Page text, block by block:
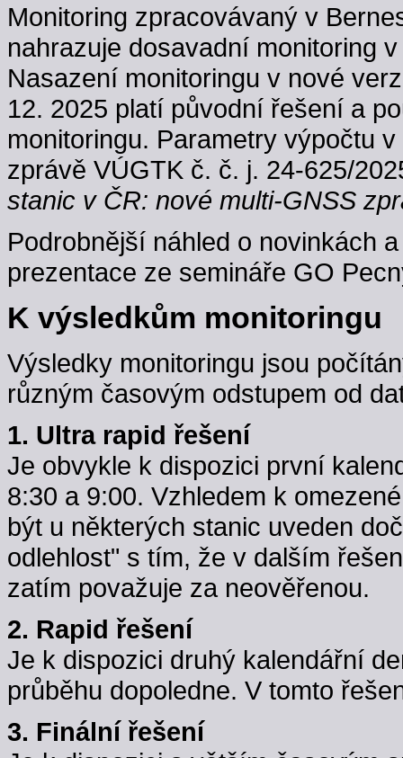
Monitoring zpracovávaný v
nahrazuje dosavadní monitoring
Nasazení monitoringu v nové
12. 2025 platí původní řešení a
monitoringu. Parametry výpočtu
zprávě VÚGTK č. č. j. 24-625/
stanic v ČR: nové multi-GNSS
Podrobnější náhled o novinkách
prezentace ze semináře GO
K výsledkům monitoringu
Výsledky monitoringu jsou
různým časovým odstupem od
1. Ultra rapid řešení
Je obvykle k dispozici první
8:30 a 9:00. Vzhledem k
být u některých stanic uveden
odlehlost" s tím, že v dalším
zatím považuje za neověřenou.
2. Rapid řešení
Je k dispozici druhý kalendářní
průběhu dopoledne. V tomto
3. Finální řešení